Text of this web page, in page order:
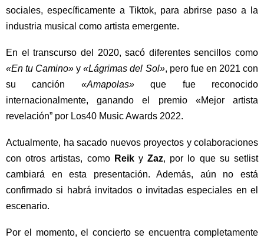
sociales, específicamente a Tiktok, para abrirse paso a la
industria musical como artista emergente.
En el transcurso del 2020, sacó diferentes sencillos como
«En tu Camino» y«Lágrimas del Sol», pero fue en 2021 con
su canción «Amapolas»que fue reconocido
internacionalmente, ganando el premio «Mejor artista
revelación” por Los40 Music Awards 2022.
Actualmente, ha sacado nuevos proyectos y colaboraciones
con otros artistas, como ReikyZaz, por lo que su setlist
cambiará en esta presentación. Además, aún no está
confirmado si habrá invitados o invitadas especiales en el
escenario.
Por el momento, el concierto se encuentra completamente